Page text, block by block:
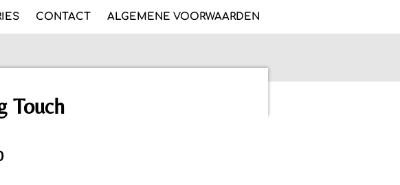
CONTACT ALGEMENE VOORWAARDEN
Touch